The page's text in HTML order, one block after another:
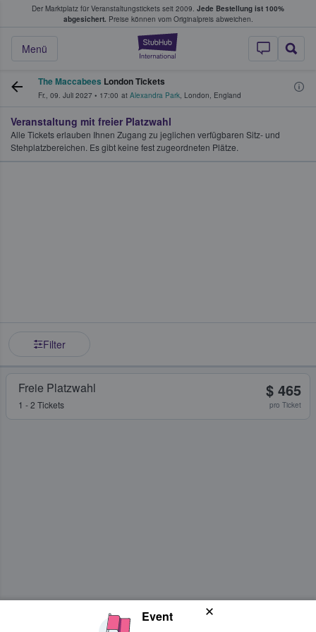
Der Marktplatz für Veranstaltungstickets seit 2009. Jede Bestellung ist 100%
abgesichert. Preise können vom Originalpreis abweichen.
StubHub - Wo
Menü
Tickets kaufen & verkaufen
The Maccabees London Tickets
Fr., 09. Juli 2027 • 17:00 at Alexandra Park, London, England
Veranstaltung mit freier Platzwahl
Alle Tickets erlauben Ihnen Zugang zu jeglichen verfügbaren Sitz- und
Stehplatzbereichen. Es gibt keine fest zugeordneten Plätze.
Filter
Freie Platzwahl
1 - 2 Tickets
$ 465
pro Ticket
Event